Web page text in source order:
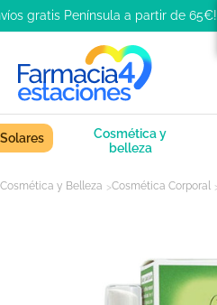
gratis Península a partir de 65€!
Solares
Cosmética y
belleza
Cosmética y Belleza Cosmética Corporal